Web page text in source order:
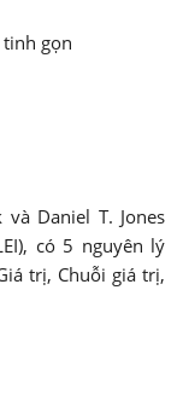
gọn
và Daniel T. Jones
có 5 nguyên lý
trị, Chuỗi giá trị,